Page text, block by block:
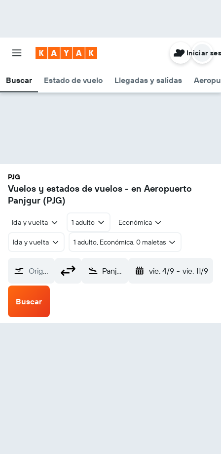
Buscar Estado de vuelo Llegadas y salidas
Iniciar
PJG
Vuelos y estados de vuelos - en Aeropuerto
Panjgur (PJG)
Ida y vuelta 1 adulto Económica
Ida y vuelta 1 adulto, Económica, 0 maletas
Origen Panjgur (PJG) vie. 4/9 - vie. 11/9
Buscar